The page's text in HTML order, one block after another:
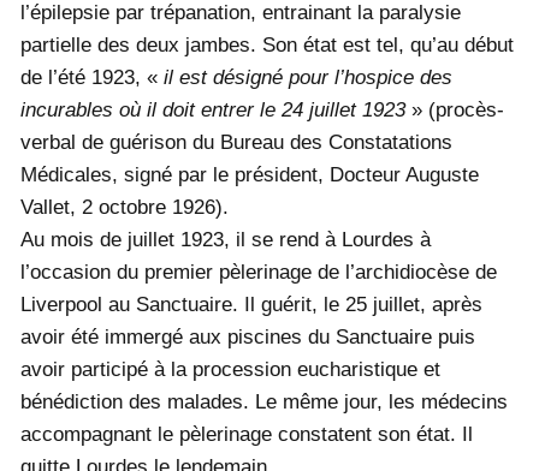
l’épilepsie par trépanation, entrainant la paralysie
partielle des deux jambes. Son état est tel, qu’au début
de l’été 1923, « il est désigné pour l’hospice des
incurables où il doit entrer le 24 juillet 1923» (procès-
verbal de guérison du Bureau des Constatations
Médicales, signé par le président, Docteur Auguste
Vallet, 2 octobre 1926).
Au mois de juillet 1923, il se rend à Lourdes à
l’occasion du premier pèlerinage de l’archidiocèse de
Liverpool au Sanctuaire. Il guérit, le 25 juillet, après
avoir été immergé aux piscines du Sanctuaire puis
avoir participé à la procession eucharistique et
bénédiction des malades. Le même jour, les médecins
accompagnant le pèlerinage constatent son état. Il